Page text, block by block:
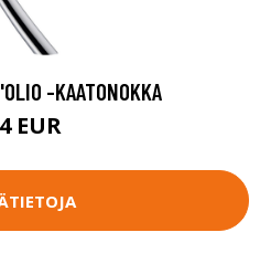
-KAATONOKKA
EUR